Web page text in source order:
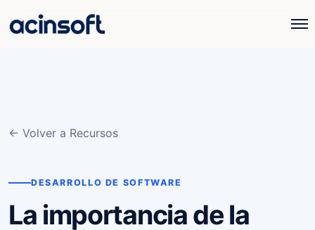
← Volver a Recursos
DESARROLLO DE SOFTWARE
La importancia de la